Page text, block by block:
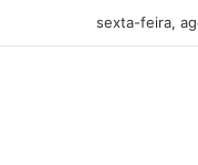
sexta-feira,